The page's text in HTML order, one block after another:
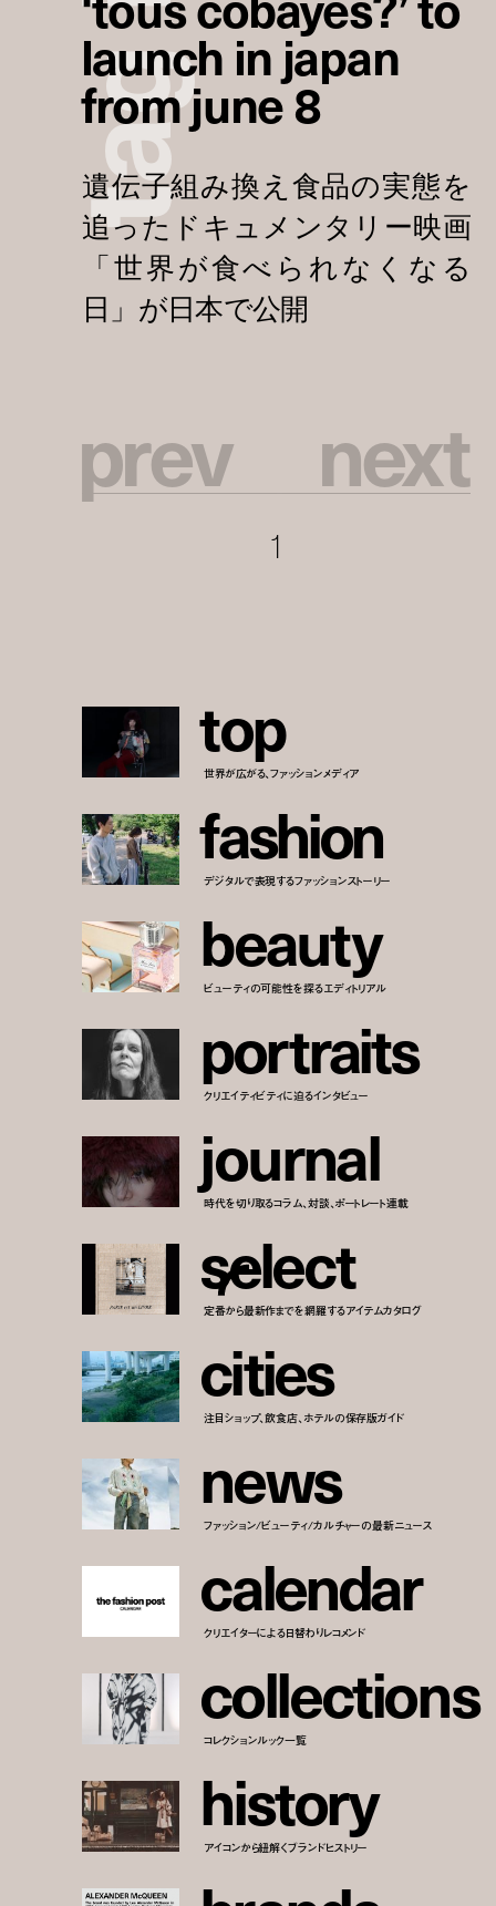
t
a
g
launch in japan
from june 8
prev next
1
top
世界が広がる、ファッションメディア
fashion
デジタルで表現するファッションストーリー
beauty
ビューティの可能性を探るエディトリアル
portraits
クリエイティビティに迫るインタビュー
journal
時代を切り取るコラム、対談、ポートレート連載
select
定番から最新作までを網羅するアイテムカタログ
cities
注目ショップ、飲食店、ホテルの保存版ガイド
news
ファッション/ビューティ/カルチャーの最新ニュース
calendar
クリエイターによる日替わりレコメンド
collections
コレクションルック一覧
history
アイコンから紐解くブランドヒストリー